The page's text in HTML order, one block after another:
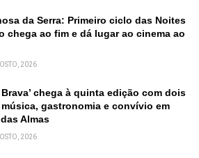
da Serra: Primeiro ciclo das Noites
chega ao fim e dá lugar ao cinema ao
2026
Brava’ chega à quinta edição com dois
gastronomia e convívio em
Almas
2026